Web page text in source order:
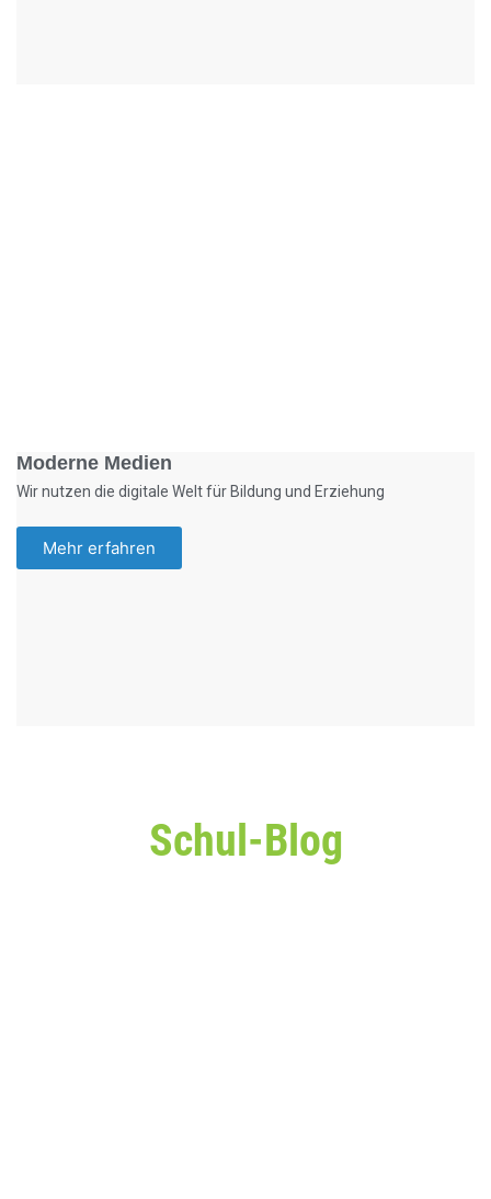
Moderne Medien
Wir nutzen die digitale Welt für Bildung und Erziehung
Mehr erfahren
Schul-Blog